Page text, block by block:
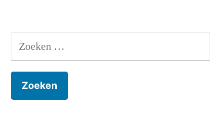
Zoeken
naar: